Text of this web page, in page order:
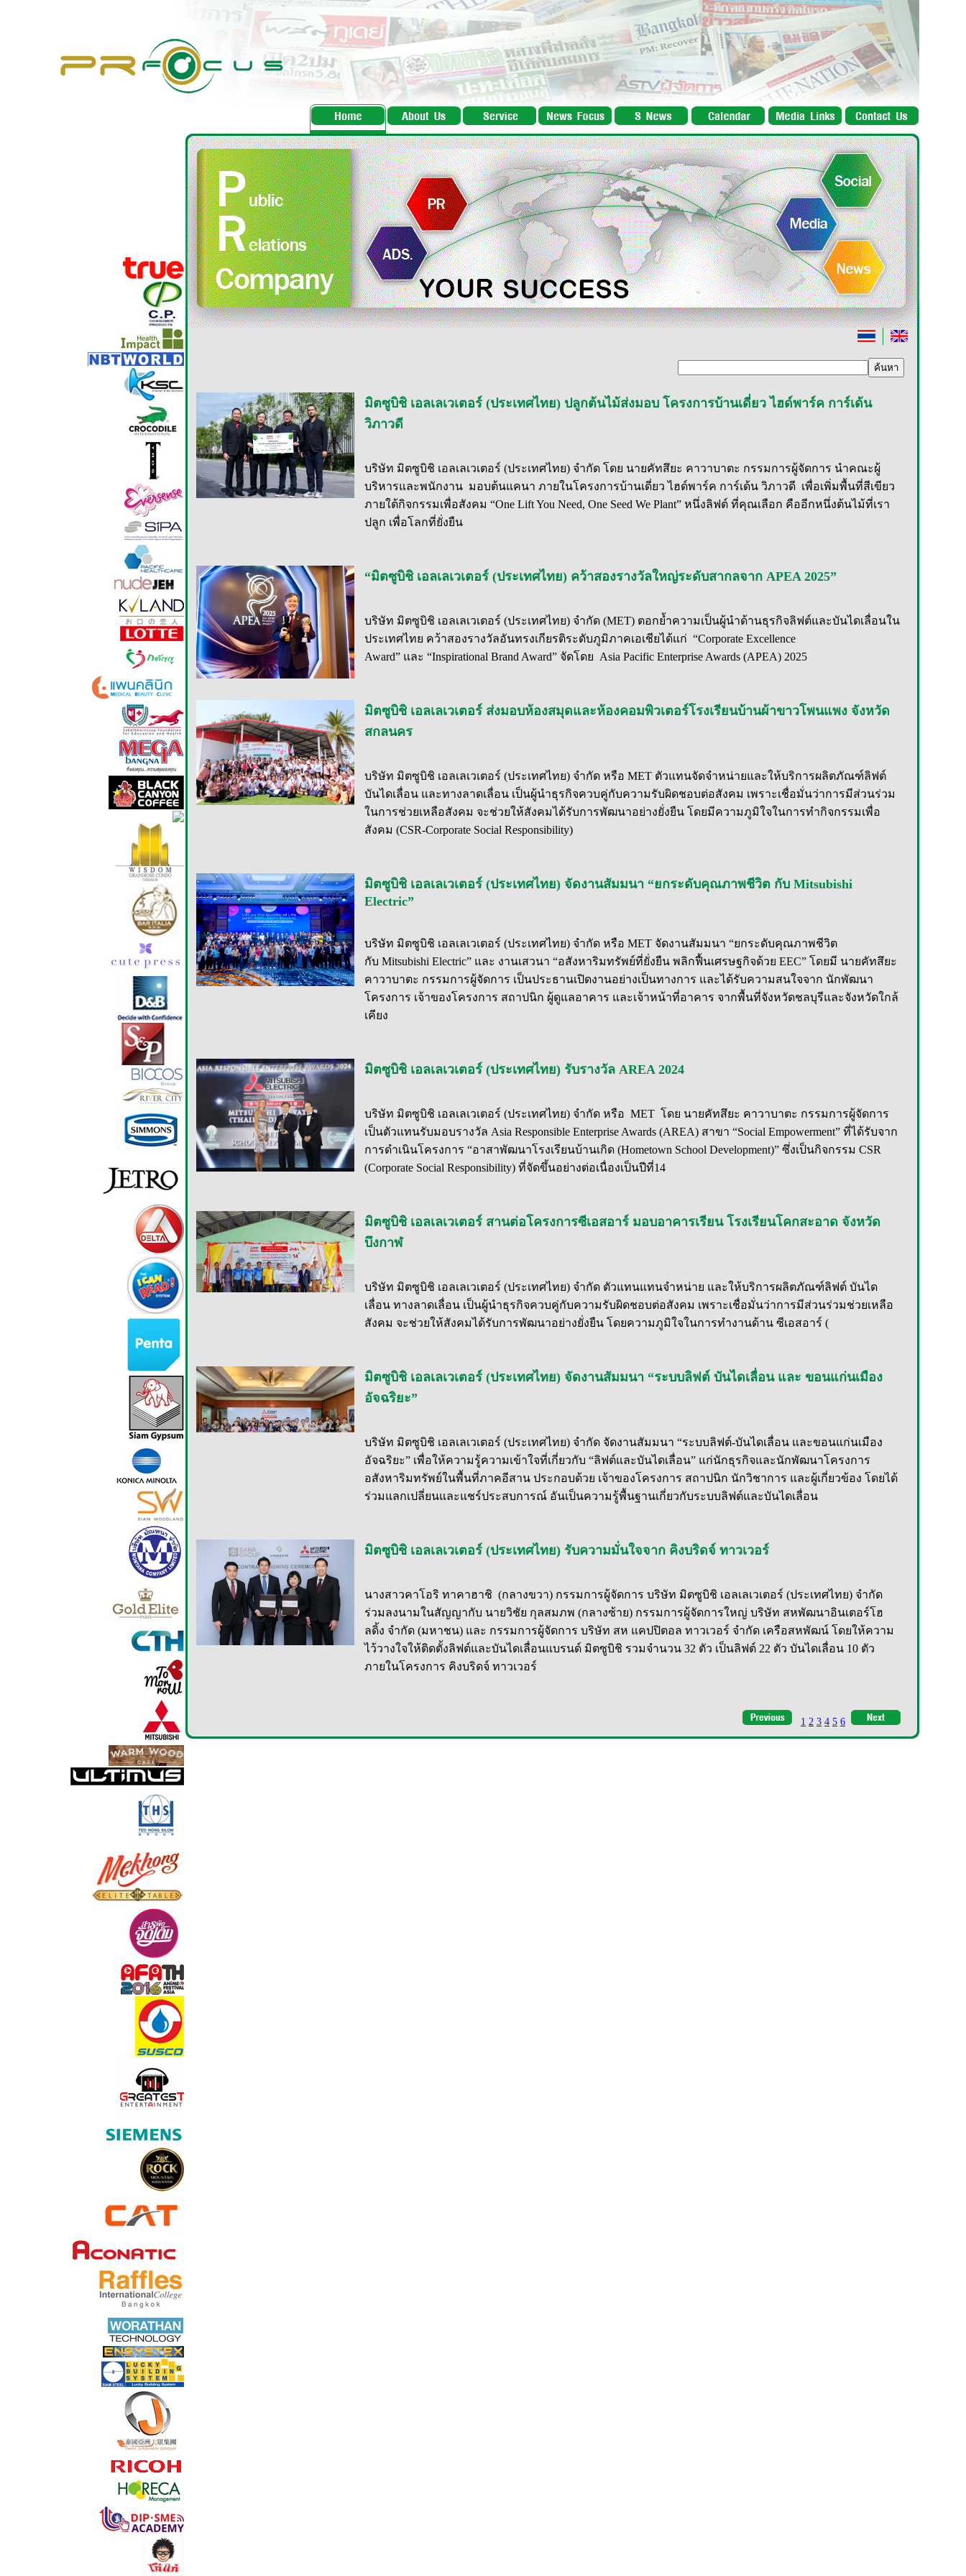
มิตซูบิชิ เอลเลเวเตอร์ (ประเทศไทย) ปลูกต้นไม้ส่งมอบ โครงการบ้านเดี่ยว ไฮด์พาร์ค การ์เด้น
วิภาวดี
บริษัท มิตซูบิชิ เอลเลเวเตอร์ (ประเทศไทย) จำกัด โดย นายคัทสึยะ คาวาบาตะ กรรมการผู้จัดการ นำคณะผู้
บริหารและพนักงาน มอบต้นแคนา ภายในโครงการบ้านเดี่ยว ไฮด์พาร์ค การ์เด้น วิภาวดี เพื่อเพิ่มพื้นที่สีเขียว
ภายใต้กิจกรรมเพื่อสังคม “One Lift You Need, One Seed We Plant” หนึ่งลิฟต์ ที่คุณเลือก คืออีกหนึ่งต้นไม้ที่เรา
ปลูก เพื่อโลกที่ยั่งยืน
“มิตซูบิชิ เอลเลเวเตอร์ (ประเทศไทย) คว้าสองรางวัลใหญ่ระดับสากลจาก APEA 2025”
บริษัท มิตซูบิชิ เอลเลเวเตอร์ (ประเทศไทย) จำกัด (MET) ตอกย้ำความเป็นผู้นำด้านธุรกิจลิฟต์และบันไดเลื่อนใน
ประเทศไทย คว้าสองรางวัลอันทรงเกียรติระดับภูมิภาคเอเชียได้แก่ “Corporate Excellence
Award” และ “Inspirational Brand Award” จัดโดย Asia Pacific Enterprise Awards (APEA) 2025
มิตซูบิชิ เอลเลเวเตอร์ ส่งมอบห้องสมุดและห้องคอมพิวเตอร์​โรงเรียนบ้านผ้าขาวโพนแพง จังหวัด
สกลนคร
บริษัท มิตซูบิชิ เอลเลเวเตอร์ (ประเทศไทย) จำกัด หรือ MET ตัวแทนจัดจำหน่ายและให้บริการผลิตภัณฑ์ลิฟต์
บันไดเลื่อน และทางลาดเลื่อน เป็นผู้นำธุรกิจควบคู่กับความรับผิดชอบต่อสังคม เพราะเชื่อมั่นว่าการมีส่วนร่วม
ในการช่วยเหลือสังคม จะช่วยให้สังคมได้รับการพัฒนาอย่างยั่งยืน โดยมีความภูมิใจในการทำกิจกรรมเพื่อ
สังคม (CSR-Corporate Social Responsibility)
มิตซูบิชิ เอลเลเวเตอร์ (ประเทศไทย) จัดงานสัมมนา “ยกระดับคุณภาพชีวิต กับ Mitsubishi
Electric”
บริษัท มิตซูบิชิ เอลเลเวเตอร์ (ประเทศไทย) จำกัด หรือ MET จัดงานสัมมนา “ยกระดับคุณภาพชีวิต
กับ Mitsubishi Electric” และ งานเสวนา “อสังหาริมทรัพย์ที่ยั่งยืน พลิกฟื้นเศรษฐกิจด้วย EEC” โดยมี นายคัทสึยะ
คาวาบาตะ กรรมการผู้จัดการ เป็นประธานเปิดงานอย่างเป็นทางการ และได้รับความสนใจจาก นักพัฒนา
โครงการ เจ้าของโครงการ สถาปนิก ผู้ดูแลอาคาร และเจ้าหน้าที่อาคาร จากพื้นที่จังหวัดชลบุรีและจังหวัดใกล้
เคียง
มิตซูบิชิ เอลเลเวเตอร์ (ประเทศไทย) รับรางวัล AREA 2024
บริษัท มิตซูบิชิ เอลเลเวเตอร์ (ประเทศไทย) จำกัด หรือ MET โดย นายคัทสึยะ คาวาบาตะ กรรมการผู้จัดการ
เป็นตัวแทนรับมอบรางวัล Asia Responsible Enterprise Awards (AREA) สาขา “Social Empowerment” ที่ได้รับจาก
การดำเนินโครงการ “อาสาพัฒนาโรงเรียนบ้านเกิด (Hometown School Development)” ซึ่งเป็นกิจกรรม CSR
(Corporate Social Responsibility) ที่จัดขึ้นอย่างต่อเนื่องเป็นปีที่14
มิตซูบิชิ เอลเลเวเตอร์ สานต่อโครงการซีเอสอาร์ มอบอาคารเรียน โรงเรียนโคกสะอาด จังหวัด
บึงกาฬ
บริษัท มิตซูบิชิ เอลเลเวเตอร์ (ประเทศไทย) จำกัด ตัวแทนแทนจำหน่าย และให้บริการผลิตภัณฑ์ลิฟต์ บันได
เลื่อน ทางลาดเลื่อน เป็นผู้นำธุรกิจควบคู่กับความรับผิดชอบต่อสังคม เพราะเชื่อมั่นว่าการมีส่วนร่วมช่วยเหลือ
สังคม จะช่วยให้สังคมได้รับการพัฒนาอย่างยั่งยืน โดยความภูมิใจในการทำงานด้าน ซีเอสอาร์ (
มิตซูบิชิ เอลเลเวเตอร์ (ประเทศไทย) จัดงานสัมมนา “ระบบลิฟต์ บันไดเลื่อน และ ขอนแก่นเมือง
อัจฉริยะ”
บริษัท มิตซูบิชิ เอลเลเวเตอร์ (ประเทศไทย) จำกัด จัดงานสัมมนา “ระบบลิฟต์-บันไดเลื่อน และขอนแก่นเมือง
อัจฉริยะ” เพื่อให้ความรู้ความเข้าใจที่เกี่ยวกับ “ลิฟต์และบันไดเลื่อน” แก่นักธุรกิจและนักพัฒนาโครงการ
อสังหาริมทรัพย์ในพื้นที่ภาคอีสาน ประกอบด้วย เจ้าของโครงการ สถาปนิก นักวิชาการ และผู้เกี่ยวข้อง โดยได้
ร่วมแลกเปลี่ยนและแชร์ประสบการณ์ อันเป็นความรู้พื้นฐานเกี่ยวกับระบบลิฟต์และบันไดเลื่อน
มิตซูบิชิ เอลเลเวเตอร์ (ประเทศไทย) รับความมั่นใจจาก คิงบริดจ์ ทาวเวอร์
นางสาวคาโอริ ทาคาฮาชิ (กลางขวา) กรรมการผู้จัดการ บริษัท มิตซูบิชิ เอลเลเวเตอร์ (ประเทศไทย) จำกัด
ร่วมลงนามในสัญญากับ นายวิชัย กุลสมภพ (กลางซ้าย) กรรมการผู้จัดการใหญ่ บริษัท สหพัฒนาอินเตอร์โฮ
ลดิ้ง จำกัด (มหาชน) และ กรรมการผู้จัดการ บริษัท สห แคปปิตอล ทาวเวอร์ จำกัด เครือสหพัฒน์ โดยให้ความ
ไว้วางใจให้ติดตั้งลิฟต์และบันไดเลื่อนแบรนด์ มิตซูบิชิ รวมจำนวน 32 ตัว เป็นลิฟต์ 22 ตัว บันไดเลื่อน 10 ตัว
ภายในโครงการ คิงบริดจ์ ทาวเวอร์
1 2 3 4 5 6